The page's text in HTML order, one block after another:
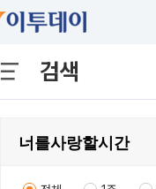
검색